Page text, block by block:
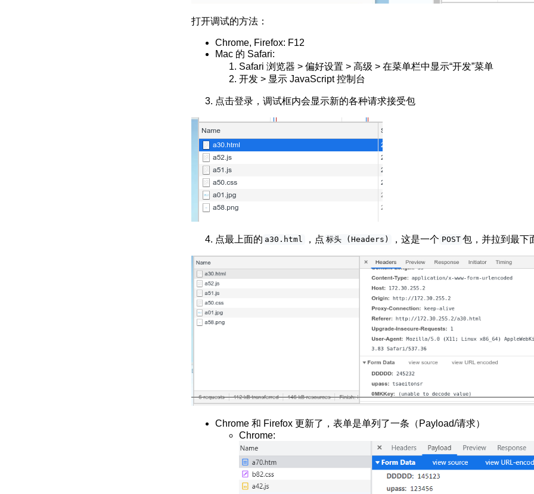
打开调试的方法：
Chrome, Firefox: F12
Mac 的 Safari:
Safari 浏览器 > 偏好设置 > 高级 > 在菜单栏中显示“开发”菜单
开发 > 显示 JavaScript 控制台
点击登录，调试框内会显示新的各种请求接受包
点最上面的 a30.html ，点 标头 (Headers) ，这是一个 POST 包，并拉到最下
Chrome 和 Firefox 更新了，表单是单列了一条（Payload/请求）
Chrome: